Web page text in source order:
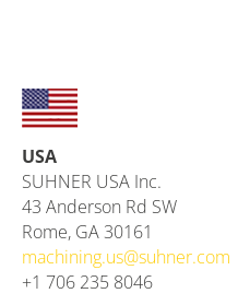
USA
SUHNER USA Inc.
43 Anderson Rd SW
Rome, GA 30161
machining.us@suhner.com
+1 706 235 8046